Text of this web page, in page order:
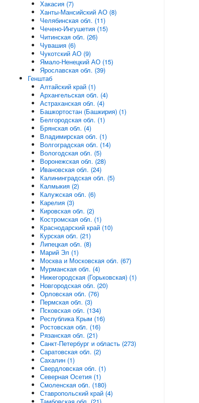
Хакасия (7)
Ханты-Мансийский АО (8)
Челябинская обл. (11)
Чечено-Ингушетия (15)
Читинская обл. (26)
Чувашия (6)
Чукотский АО (9)
Ямало-Ненецкий АО (15)
Ярославская обл. (39)
Генштаб
Алтайский край (1)
Архангельская обл. (4)
Астраханская обл. (4)
Башкортостан (Башкирия) (1)
Белгородская обл. (1)
Брянская обл. (4)
Владимирская обл. (1)
Волгоградская обл. (14)
Вологодская обл. (5)
Воронежская обл. (28)
Ивановская обл. (24)
Калининградская обл. (5)
Калмыкия (2)
Калужская обл. (6)
Карелия (3)
Кировская обл. (2)
Костромская обл. (1)
Краснодарский край (10)
Курская обл. (21)
Липецкая обл. (8)
Марий Эл (1)
Москва и Московская обл. (67)
Мурманская обл. (4)
Нижегородская (Горьковская) (1)
Новгородская обл. (20)
Орловская обл. (76)
Пермская обл. (3)
Псковская обл. (134)
Республика Крым (16)
Ростовская обл. (16)
Рязанская обл. (21)
Санкт-Петербург и область (273)
Саратовская обл. (2)
Сахалин (1)
Свердловская обл. (1)
Северная Осетия (1)
Смоленская обл. (180)
Ставропольский край (4)